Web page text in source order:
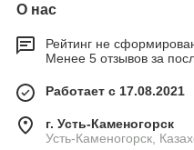
О нас
Рейтинг не
Менее 5 отзывов за
Работает с 17.08.2021
г. Усть-Каменогорск
Усть-Каменогорск,